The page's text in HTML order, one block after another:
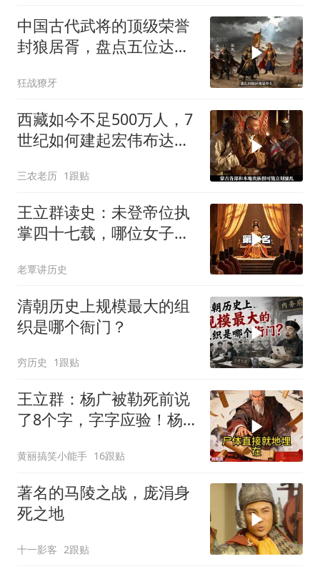
中国古代武将的顶级荣誉
封狼居胥，盘点五位达到
狂战獠牙
西藏如今不足500万人，7
世纪如何建起宏伟布达拉
三农老历 1跟贴
王立群读史：未登帝位执
掌四十七载，哪位女子让
老覃讲历史
清朝历史上规模最大的组
织是哪个衙门？
穷历史 1跟贴
王立群：杨广被勒死前说
了8个字，字字应验！杨
爹埋下的雷
黄丽搞笑小能手 16跟贴
著名的马陵之战，庞涓身
死之地
十一影客 2跟贴